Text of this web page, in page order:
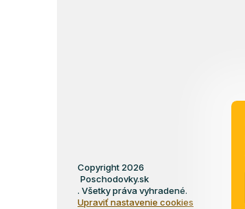
Copyright 2026
Poschodovky.sk
. Všetky práva vyhradené.
Upraviť nastavenie cookies